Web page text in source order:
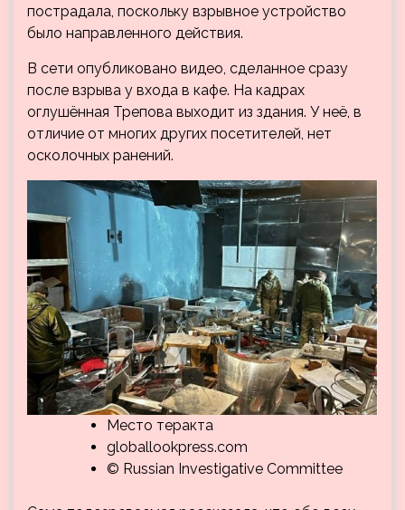
пострадала, поскольку взрывное устройство
было направленного действия.
В сети опубликовано видео, сделанное сразу
после взрыва у входа в кафе. На кадрах
оглушённая Трепова выходит из здания. У неё, в
отличие от многих других посетителей, нет
осколочных ранений.
Место теракта
globallookpress.com
© Russian Investigative Committee